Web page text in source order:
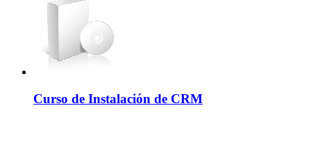
Curso de Instalación de CRM